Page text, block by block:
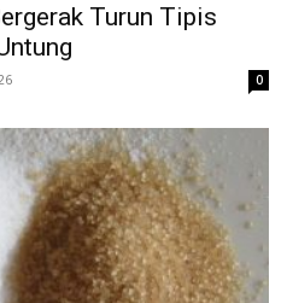
Turun Tipis
0